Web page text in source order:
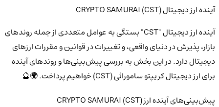
آینده ارز دیجیتال CRYPTO SAMURAI (CST)
آینده ارز دیجیتال "CST" بستگی به عوامل متعددی از جمله روندهای
بازار، پذیرش در دنیای واقعی، و تغییرات در قوانین و مقررات ارزهای
دیجیتال دارد. در این بخش به بررسی پیش‌بینی‌ها و روندهای آینده
برای ارز دیجیتال کریپتو سامورائی (CST) خواهیم پرداخت. 🌍🔮
پیش‌بینی‌های آینده ارز CRYPTO SAMURAI (CST)